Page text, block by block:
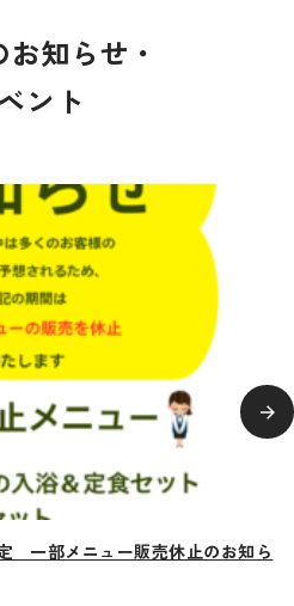
知らせ・
ント
一部メニュー販売休止のお知ら